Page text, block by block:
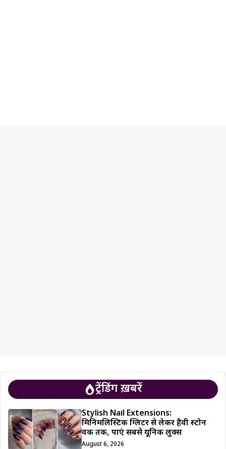
ट्रेंडिंग ख़बरें
Stylish Nail Extensions:
मिनिमलिस्टिक ग्लिटर से लेकर हैवी स्टोन
वर्क तक, पाएं सबसे यूनिक लुक्स
August 6, 2026